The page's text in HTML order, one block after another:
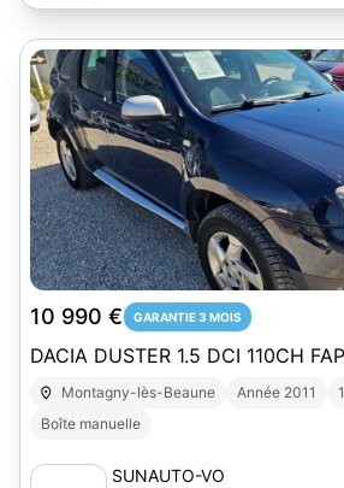
10 990 € GARANTIE 3 MOIS
DACIA DUSTER 1.5 DCI 110CH
Montagny-lès-Beaune Année 2011
Boîte manuelle
SUNAUTO-VO